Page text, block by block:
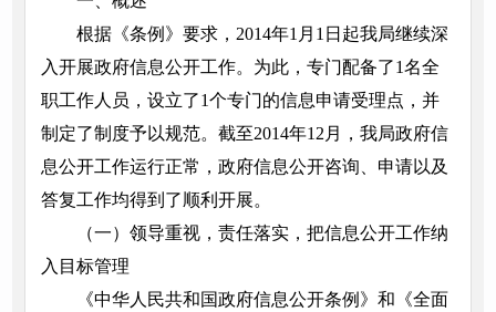
根据《条例》要求，2014年1月1日起我局继续深
入开展政府信息公开工作。为此，专门配备了1名全
职工作人员，设立了1个专门的信息申请受理点，并
制定了制度予以规范。截至2014年12月，我局政府信
息公开工作运行正常，政府信息公开咨询、申请以及
答复工作均得到了顺利开展。
（一）领导重视，责任落实，把信息公开工作纳
入目标管理
《中华人民共和国政府信息公开条例》和《全面